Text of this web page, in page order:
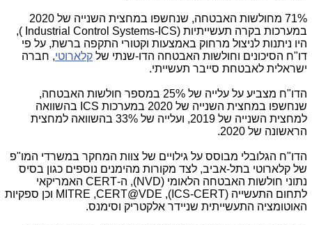
71% מחולשות האבטחה, שנחשפו במחצית השנייה של 2020
במערכות בקרה תעשייתיות (ICS
-
Industrial Control Systems
),
היו ניתנות לניצול מרחוק באמצעות וקטורי התקפה ברשת, על פי
דו"ח הסיכונים וחולשות האבטחה הדו-שנתי של קלארוטי, חברה
ישראלית לאבטחת סייבר תעשייתי.
הדו"ח מצביע על עלייה של 25% במספר חולשות האבטחה,
שנחשפו במחצית השנייה של 2020 במערכות
ICS בהשוואה
למחצית השנייה של 2019, ועלייה של 33% בהשוואה למחצית
הראשונה של 2020.
הדו"ח הגלובלי מבוסס על גילויים של צוות המחקר במשרדי המו"פ
של קלארוטי בתל-אביב, לצד מקורות מהימנים נוספים כגון בסיס
נתוני חולשות האבטחה הלאומי (NVD), ה-CERT האמריקאי
לתחום התעשייה (ICS-CERT)
,
CERT@VDE
,
MITRE וכן ספקיות
האוטומציה התעשייתית שניידר אלקטריק וסימנס.